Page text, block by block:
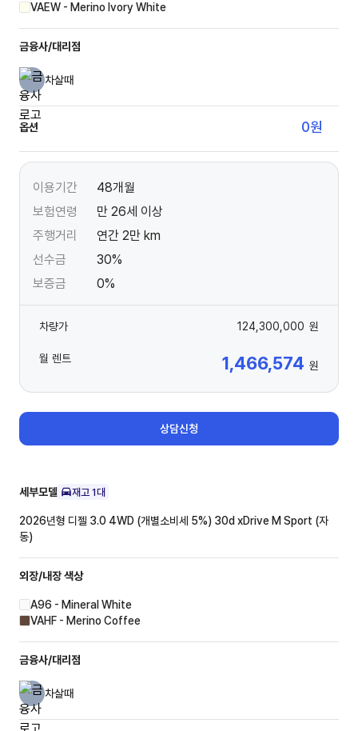
VAEW - Merino Ivory White
금융사/대리점
차살때
옵션 0원
이용기간
48개월
보험연령
만 26세 이상
주행거리
연간 2만 km
선수금
30%
보증금
0%
차량가 124,300,000 원
월 렌트 1,466,574 원
상담신청
세부모델 재고 1대
2026년형 디젤 3.0 4WD (개별소비세 5%) 30d xDrive M Sport (자
동)
외장/내장색상
A96 - Mineral White
VAHF - Merino Coffee
금융사/대리점
차살때